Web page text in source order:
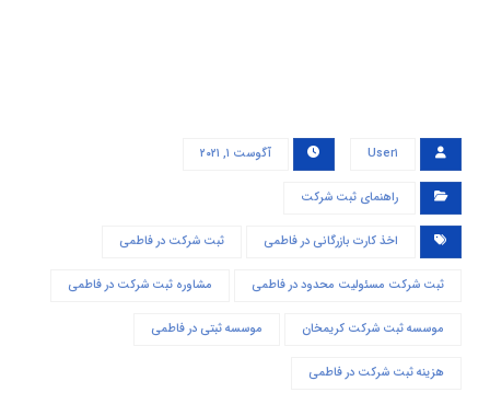
User۱ آگوست ۱, ۲۰۲۱
راهنمای ثبت شرکت
اخذ کارت بازرگانی در فاطمی ثبت شرکت در فاطمی
ثبت شرکت مسئولیت محدود در فاطمی مشاوره ثبت شرکت در فاطمی
موسسه ثبت شرکت کریمخان موسسه ثبتی در فاطمی
هزینه ثبت شرکت در فاطمی